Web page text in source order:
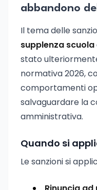
abbandono
Il tema delle
supplenza scuola
stato
normativa 2026,
comportamenti
salvaguardare la
amministrativa.
Quando si
Le sanzioni si